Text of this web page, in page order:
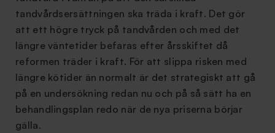
tandvårdsersättningen ska träda i kraft. Det gör
att ett högre tryck på tandvården och med det
längre väntetider befaras efter årsskiftet då
reformen träder i kraft. För att slippa risken med
längre kötider än normalt är det strategiskt att gå
på en undersökning redan nu och på så sätt ha en
behandlingsplan redo när de nya priserna börjar
gälla.